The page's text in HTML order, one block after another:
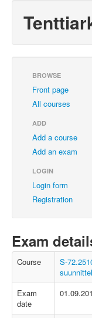
BROWSE
Front page
All courses
ADD
Add a course
Add an exam
LOGIN
Login form
Registration
Exam
Course
S-
Exam
date